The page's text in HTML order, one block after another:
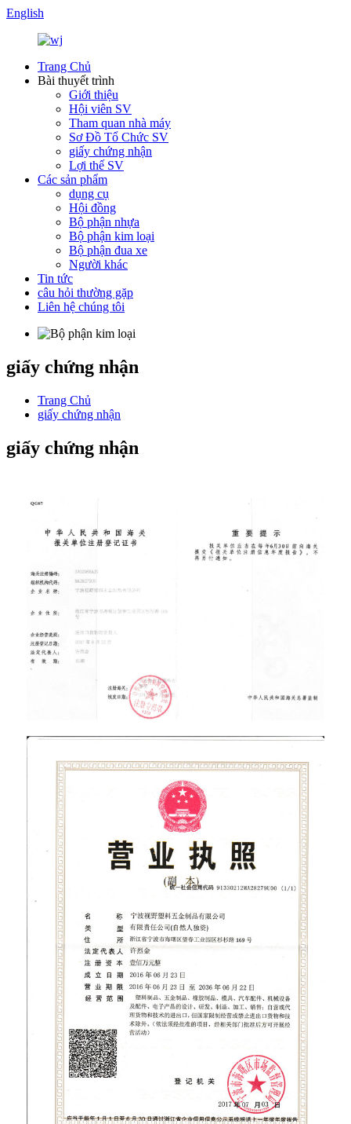
English
Trang Chủ
Bài thuyết trình
Giới thiệu
Hội viên SV
Tham quan nhà máy
Sơ Đồ Tổ Chức SV
giấy chứng nhận
Lợi thế SV
Các sản phẩm
dụng cụ
Hội đồng
Bộ phận nhựa
Bộ phận kim loại
Bộ phận đua xe
Người khác
Tin tức
câu hỏi thường gặp
Liên hệ chúng tôi
giấy chứng nhận
Trang Chủ
giấy chứng nhận
giấy chứng nhận